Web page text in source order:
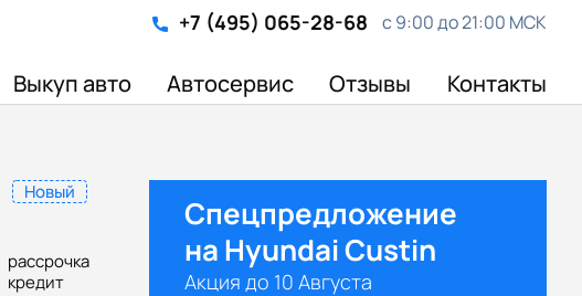
+7 (495) 065-28-68 с 9:00 до 21:00 МСК
Выкуп авто Автосервис Отзывы Контакты
Новый
рассрочка
кредит
Спецпредложение
на Hyundai Custin
Акция до 10 Августа